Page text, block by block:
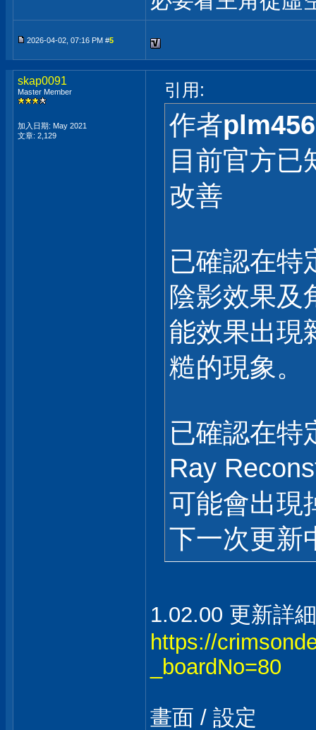
2026-04-02, 07:16 PM #5
skap0091
Master Member
加入日期: May 2021
文章: 2,129
引用:
作者plm456
目前官方已
改善
已確認在特
陰影效果及
能效果出現
糙的現象。
已確認在特
Ray
可能會出現
下一次更新
1.02.00 更新詳
https://
_boardNo=80
畫面 / 設定